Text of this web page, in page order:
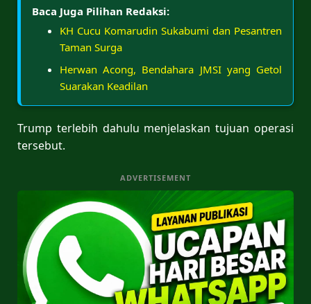
Baca Juga Pilihan Redaksi:
KH Cucu Komarudin Sukabumi dan Pesantren
Taman Surga
Herwan Acong, Bendahara JMSI yang Getol
Suarakan Keadilan
Trump terlebih dahulu menjelaskan tujuan operasi
tersebut.
ADVERTISEMENT